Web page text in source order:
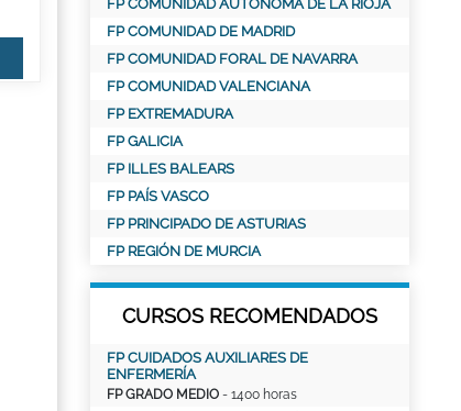
FP COMUNIDAD AUTÓNOMA DE LA RIOJA
FP COMUNIDAD DE MADRID
FP COMUNIDAD FORAL DE NAVARRA
FP COMUNIDAD VALENCIANA
FP EXTREMADURA
FP GALICIA
FP ILLES BALEARS
FP PAÍS VASCO
FP PRINCIPADO DE ASTURIAS
FP REGIÓN DE MURCIA
CURSOS RECOMENDADOS
FP CUIDADOS AUXILIARES DE
ENFERMERÍA
FP GRADO MEDIO - 1400 horas